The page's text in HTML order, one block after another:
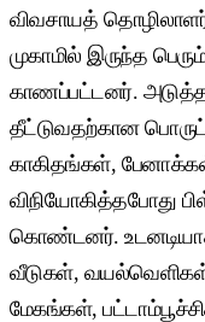
விவசாயத்
முகாமில் இருந்த
காணப்பட்டனர்.
தீட்டுவதற்கான
காகிதங்கள்,
விநியோகித்தபோது
கொண்டனர்.
வீடுகள்,
மேகங்கள்,